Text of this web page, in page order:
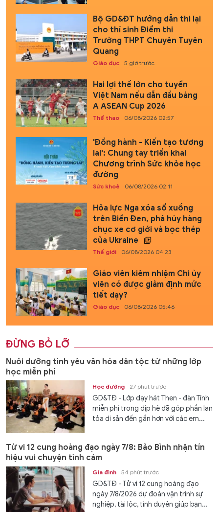
Bộ GD&ĐT hướng dẫn thi lại
cho thí sinh Điểm thi
Trường THPT Chuyên Tuyên
Quang
Giáo dục 5 giờ trước
Hai lợi thế lớn cho tuyển
Việt Nam nếu dẫn đầu bảng
A ASEAN Cup 2026
Thể thao 06/08/2026 02:57
'Đồng hành - Kiến tạo tương
lai': Chung tay triển khai
Chương trình Sức khỏe học
đường
Sức khoẻ 06/08/2026 02:11
Hỏa lực Nga xóa sổ xuồng
trên Biển Đen, phá hủy hàng
chục xe cơ giới và bọc thép
của Ukraine
Thế giới 06/08/2026 04:23
Giáo viên kiêm nhiệm Chi ủy
viên có được giảm định mức
tiết dạy?
Giáo dục 06/08/2026 05:46
ĐỪNG BỎ LỠ
Nuôi dưỡng tình yêu văn hóa dân tộc từ những lớp
học miễn phí
Học đường 27 phút trước
GD&TĐ - Lớp dạy hát Then - đàn Tính
miễn phí trong dịp hè đã góp phần lan
tỏa di sản đến gần hơn với các em...
Tử vi 12 cung hoàng đạo ngày 7/8: Bảo Bình nhận tín
hiệu vui chuyện tình cảm
Gia đình 54 phút trước
GD&TĐ - Tử vi 12 cung hoàng đạo
ngày 7/8/2026 dự đoán vận trình sự
nghiệp, tài lộc, tình duyên giúp bạn...